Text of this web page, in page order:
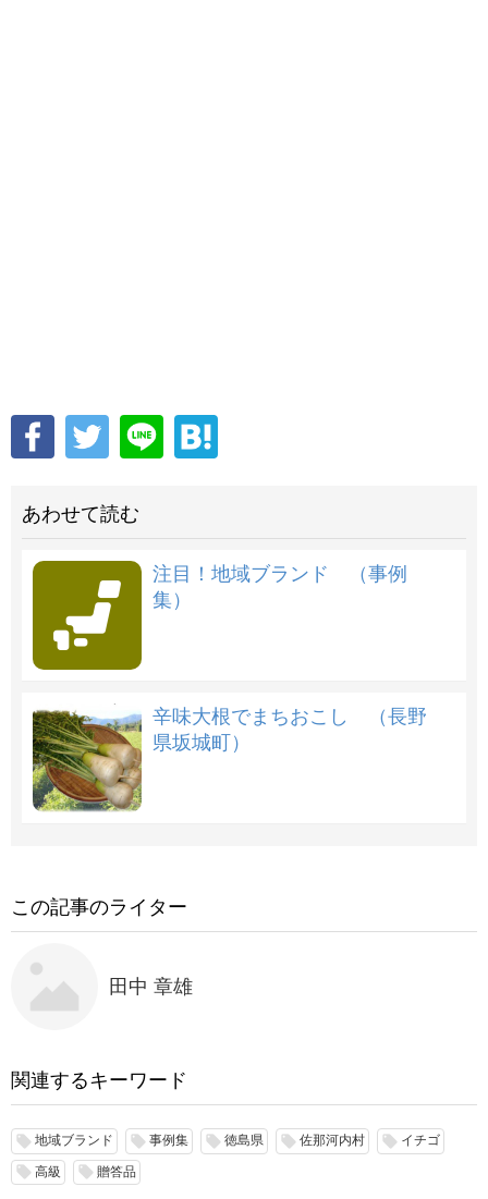
あわせて読む
注目！地域ブランド （事例
集）
辛味大根でまちおこし （長野
県坂城町）
この記事のライター
田中 章雄
関連するキーワード
local_offer 地域ブランド local_offer 事例集 local_offer 徳島県 local_offer 佐那河内村 local_offer イチゴ
local_offer 高級 local_offer 贈答品